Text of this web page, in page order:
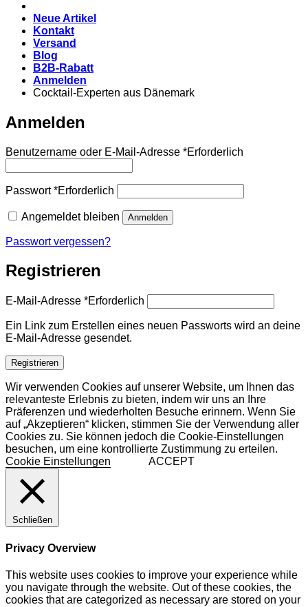
Neue Artikel
Kontakt
Versand
Blog
B2B-Rabatt
Anmelden
Cocktail-Experten aus Dänemark
Anmelden
Benutzername oder E-Mail-Adresse *Erforderlich
Passwort*Erforderlich
Angemeldet bleiben Anmelden
Passwort vergessen?
Registrieren
E-Mail-Adresse *Erforderlich
Ein Link zum Erstellen eines neuen Passworts wird an deine
E-Mail-Adresse gesendet.
Registrieren
Wir verwenden Cookies auf unserer Website, um Ihnen das
relevanteste Erlebnis zu bieten, indem wir uns an Ihre
Präferenzen und wiederholten Besuche erinnern. Wenn Sie
auf „Akzeptieren“ klicken, stimmen Sie der Verwendung aller
Cookies zu. Sie können jedoch die Cookie-Einstellungen
besuchen, um eine kontrollierte Zustimmung zu erteilen.
Cookie Einstellungen
ACCEPT
Schließen
Privacy Overview
This website uses cookies to improve your experience while
you navigate through the website. Out of these cookies, the
cookies that are categorized as necessary are stored on your